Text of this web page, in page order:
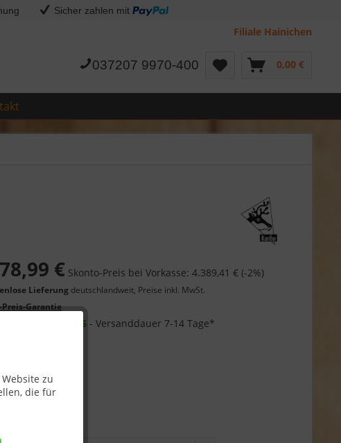
Sicher zahlen mit
Filiale Hainichen
037207 9970-400 0,00 €
zu
die für
€ Skonto-Preis bei Vorkasse: 4.389,41 € (-2%)
Lieferung deutschlandweit, Preise inkl. MwSt.
Preis-Garantie
26.08.26 - Versanddauer 7-14 Tage*